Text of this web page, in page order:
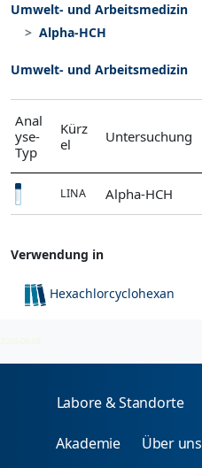
Umwelt- und Arbeitsmedizin
Alpha-HCH
Umwelt- und Arbeitsmedizin
Anal
yse-
Typ
Kürz
el
Untersuchung
LINA Alpha-HCH
Verwendung in
Hexachlorcyclohexan
2026-08-08
Labore & Standorte
Akademie Über uns